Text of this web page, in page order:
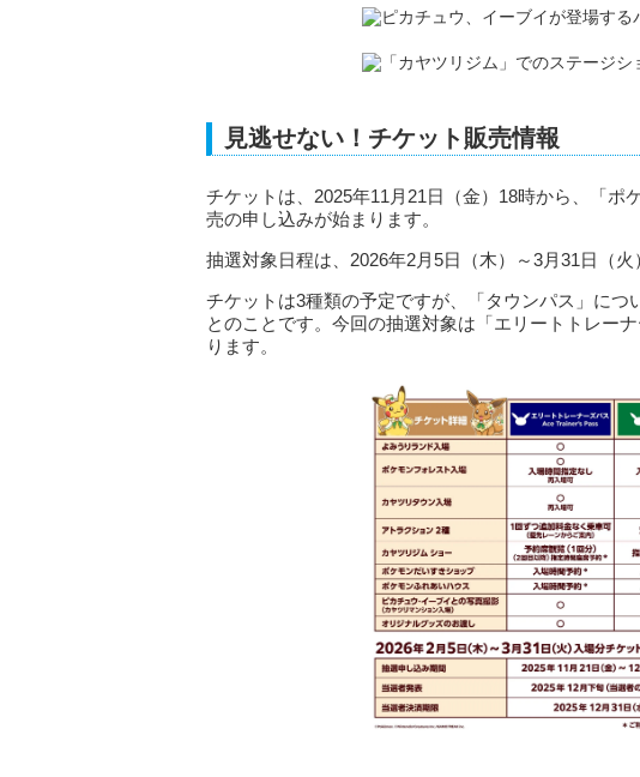
見逃せない！チケット販売情報
チケットは、2025年11月21日（金）18時から、「ポ
売の申し込みが始まります。
抽選対象日程は、2026年2月5日（木）～3月31日（
チケットは3種類の予定ですが、「タウンパス」につ
とのことです。今回の抽選対象は「エリートトレー
ります。